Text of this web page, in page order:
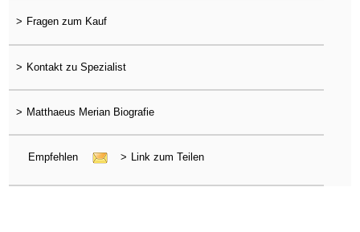
> Fragen zum Kauf
> Kontakt zu Spezialist
> Matthaeus Merian Biografie
Empfehlen > Link zum Teilen